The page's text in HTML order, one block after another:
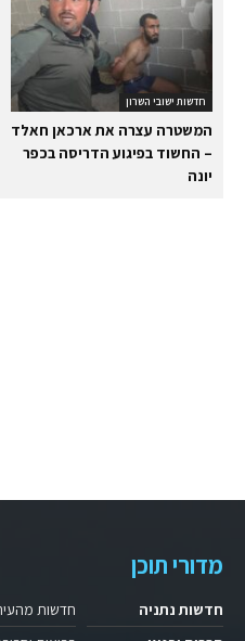
חדשות ישובי השרון
המשטרה עצרה את ארכאן חאלד
– החשוד בפיגוע הדריסה בכפר
יונה
מדורי תוכן
חדשות נתניה
חדשות